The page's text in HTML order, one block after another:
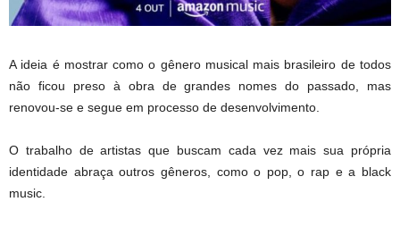
A ideia é mostrar como o gênero musical mais brasileiro de todos
não ficou preso à obra de grandes nomes do passado, mas
renovou-se e segue em processo de desenvolvimento.
O trabalho de artistas que buscam cada vez mais sua própria
identidade abraça outros gêneros, como o pop, o rap e a black
music.